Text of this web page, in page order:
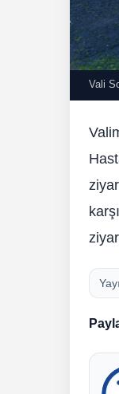
Vali